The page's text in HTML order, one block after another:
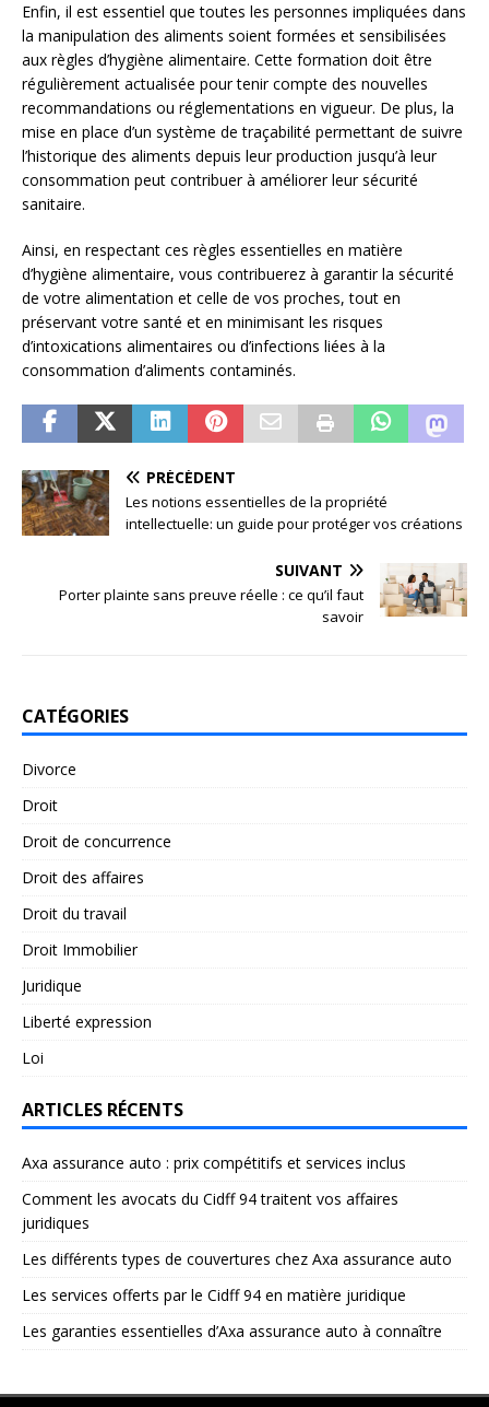
Enfin, il est essentiel que toutes les personnes impliquées dans
la manipulation des aliments soient formées et sensibilisées
aux règles d’hygiène alimentaire. Cette formation doit être
régulièrement actualisée pour tenir compte des nouvelles
recommandations ou réglementations en vigueur. De plus, la
mise en place d’un système de traçabilité permettant de suivre
l’historique des aliments depuis leur production jusqu’à leur
consommation peut contribuer à améliorer leur sécurité
sanitaire.
Ainsi, en respectant ces règles essentielles en matière
d’hygiène alimentaire, vous contribuerez à garantir la sécurité
de votre alimentation et celle de vos proches, tout en
préservant votre santé et en minimisant les risques
d’intoxications alimentaires ou d’infections liées à la
consommation d’aliments contaminés.
PRÉCÉDENT
Les notions essentielles de la propriété
intellectuelle: un guide pour protéger vos créations
SUIVANT
Porter plainte sans preuve réelle : ce qu’il faut
savoir
CATÉGORIES
Divorce
Droit
Droit de concurrence
Droit des affaires
Droit du travail
Droit Immobilier
Juridique
Liberté expression
Loi
ARTICLES RÉCENTS
Axa assurance auto : prix compétitifs et services inclus
Comment les avocats du Cidff 94 traitent vos affaires
juridiques
Les différents types de couvertures chez Axa assurance auto
Les services offerts par le Cidff 94 en matière juridique
Les garanties essentielles d’Axa assurance auto à connaître